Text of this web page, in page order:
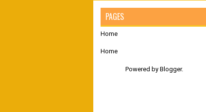
PAGES
Home
Home
Powered by Blogger.